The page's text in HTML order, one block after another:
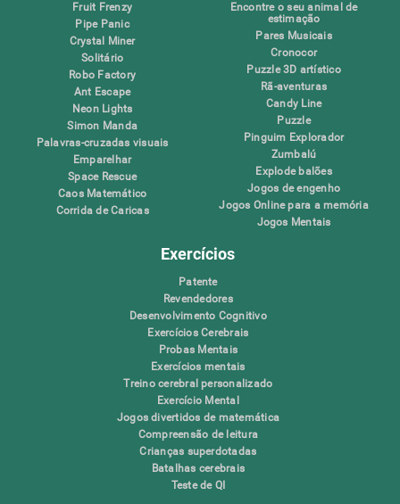
Fruit Frenzy
Pipe Panic
Crystal Miner
Solitário
Robo Factory
Ant Escape
Neon Lights
Simon Manda
Palavras-cruzadas visuais
Emparelhar
Space Rescue
Caos Matemático
Corrida de Caricas
Encontre o seu animal de
estimação
Pares Musicais
Cronocor
Puzzle 3D artístico
Rã-aventuras
Candy Line
Puzzle
Pinguim Explorador
Zumbalú
Explode balões
Jogos de engenho
Jogos Online para a memória
Jogos Mentais
Exercícios
Patente
Revendedores
Desenvolvimento Cognitivo
Exercícios Cerebrais
Probas Mentais
Exercícios mentais
Treino cerebral personalizado
Exercício Mental
Jogos divertidos de matemática
Compreensão de leitura
Crianças superdotadas
Batalhas cerebrais
Teste de QI